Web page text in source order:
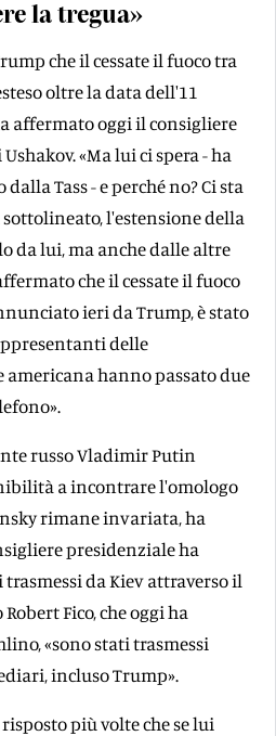
la tregua»
che il cessate il fuoco tra
oltre la data dell'11
affermato oggi il consigliere
«Ma lui ci spera - ha
Tass - e perché no? Ci sta
l'estensione della
da lui, ma anche dalle altre
che il cessate il fuoco
ieri da Trump, è stato
delle
hanno passato due
russo Vladimir Putin
a incontrare l'omologo
rimane invariata, ha
presidenziale ha
trasmessi da Kiev attraverso il
Fico, che oggi ha
«sono stati trasmessi
incluso Trump».
più volte che se lui